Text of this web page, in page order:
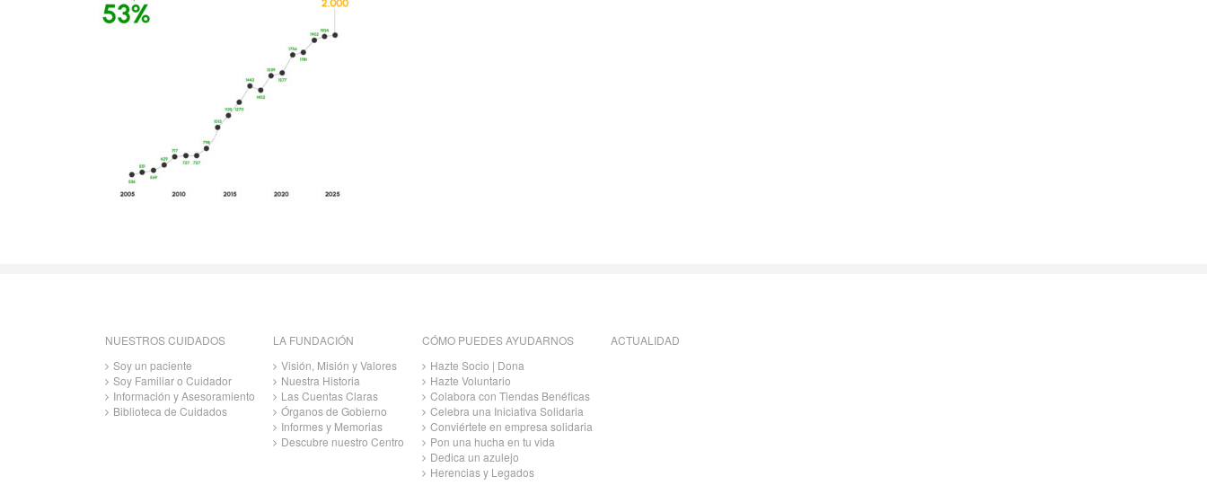
NUESTROS CUIDADOS
Soy un paciente
Soy Familiar o Cuidador
Información y Asesoramiento
Biblioteca de Cuidados
LA FUNDACIÓN
Visión, Misión y Valores
Nuestra Historia
Las Cuentas Claras
Órganos de Gobierno
Informes y Memorias
Descubre nuestro Centro
CÓMO PUEDES AYUDARNOS
Hazte Socio | Dona
Hazte Voluntario
Colabora con Tiendas Benéficas
Celebra una Iniciativa Solidaria
Conviértete en empresa solidaria
Pon una hucha en tu vida
Dedica un azulejo
Herencias y Legados
ACTUALIDAD